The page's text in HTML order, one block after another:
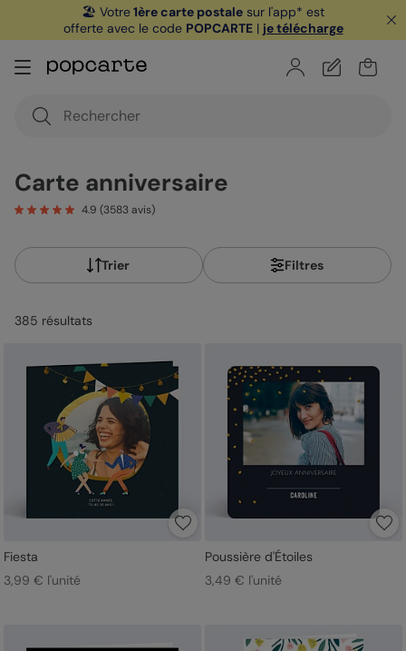
🏖️ Votre1ère carte postale sur l'app* est
offerte avec le code POPCARTE| je télécharge
Carte anniversaire
4.9 (3583avis)
Trier Filtres
385 résultats
Fiesta
3,99 € l'unité
Poussière d'Étoiles
3,49 € l'unité